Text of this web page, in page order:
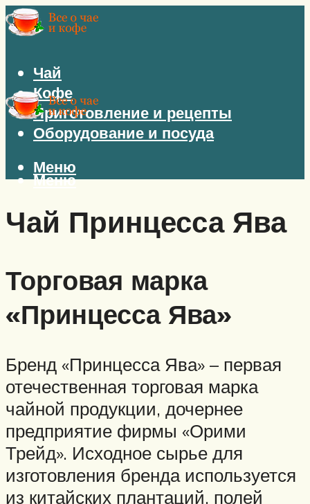
Чай
Кофе
Приготовление и рецепты
Оборудование и посуда
Меню
Меню
Чай Принцесса Ява
Торговая марка
«Принцесса Ява»
Бренд «Принцесса Ява» – первая
отечественная торговая марка
чайной продукции, дочернее
предприятие фирмы «Орими
Трейд». Исходное сырье для
изготовления бренда используется
из китайских плантаций, полей